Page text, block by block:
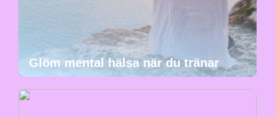
Glöm mental hälsa när du tränar